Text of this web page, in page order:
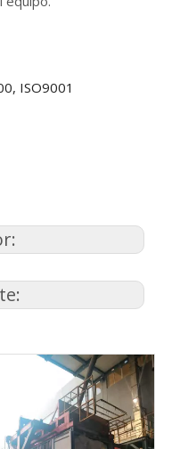
ISO9001